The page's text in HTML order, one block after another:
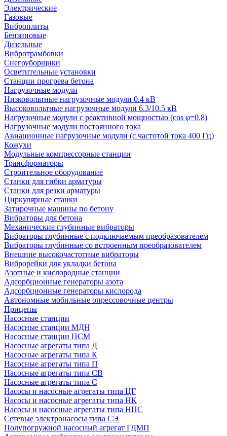
Электрические
Газовые
Виброплиты
Бензиновые
Дизельные
Вибротрамбовки
Снегоуборщики
Осветительные установки
Станции прогрева бетона
Нагрузочные модули
Низковольтные нагрузочные модули 0.4 кВ
Высоковольтные нагрузочные модули 6.3/10.5 кВ
Нагрузочные модули с реактивной мощностью (cos φ=0.8)
Нагрузочные модули постоянного тока
Авиационные нагрузочные модули (с частотой тока 400 Гц)
Кожухи
Модульные компрессорные станции
Трансформаторы
Строительное оборудование
Станки для гибки арматуры
Станки для резки арматуры
Циркулярные станки
Затирочные машины по бетону
Вибраторы для бетона
Механические глубинные вибраторы
Вибраторы глубинные с подключаемым преобразователем
Вибраторы глубинные со встроенным преобразователем
Внешние высокочастотные вибраторы
Виброрейки для укладки бетона
Азотные и кислородные станции
Адсорбционные генераторы азота
Адсорбционные генераторы кислорода
Автономные мобильные опрессовочные центры
Прицепы
Насосные станции
Насосные станции МДН
Насосные станции ПСМ
Насосные агрегаты типа Д
Насосные агрегаты типа К
Насосные агрегаты типа П
Насосные агрегаты типа СВ
Насосные агрегаты типа С
Насосы и насосные агрегаты типа ЦГ
Насосы и насосные агрегаты типа НК
Насосы и насосные агрегаты типа НПС
Сетевые электронасосы типа СЭ
Полупогружной насосный агрегат ГДМП